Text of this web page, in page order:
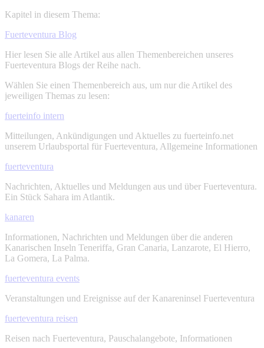
Kapitel in diesem Thema:
Fuerteventura Blog
Hier lesen Sie alle Artikel aus allen Themenbereichen unseres
Fuerteventura Blogs der Reihe nach.
Wählen Sie einen Themenbereich aus, um nur die Artikel des
jeweiligen Themas zu lesen:
fuerteinfo intern
Mitteilungen, Ankündigungen und Aktuelles zu fuerteinfo.net
unserem Urlaubsportal für Fuerteventura, Allgemeine Informationen
fuerteventura
Nachrichten, Aktuelles und Meldungen aus und über Fuerteventura.
Ein Stück Sahara im Atlantik.
kanaren
Informationen, Nachrichten und Meldungen über die anderen
Kanarischen Inseln Teneriffa, Gran Canaria, Lanzarote, El Hierro,
La Gomera, La Palma.
fuerteventura events
Veranstaltungen und Ereignisse auf der Kanareninsel Fuerteventura
fuerteventura reisen
Reisen nach Fuerteventura, Pauschalangebote, Informationen